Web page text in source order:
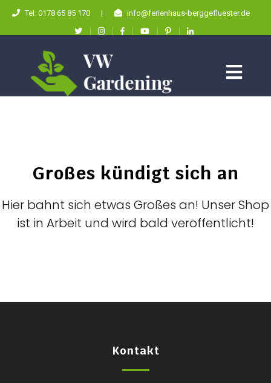
Tel: 0178 65 85 170 | info@ferienhaus-berggefluester.de
Großes kündigt sich an
Hier bahnt sich etwas Großes an! Unser Shop
ist in Arbeit und wird bald veröffentlicht!
Kontakt